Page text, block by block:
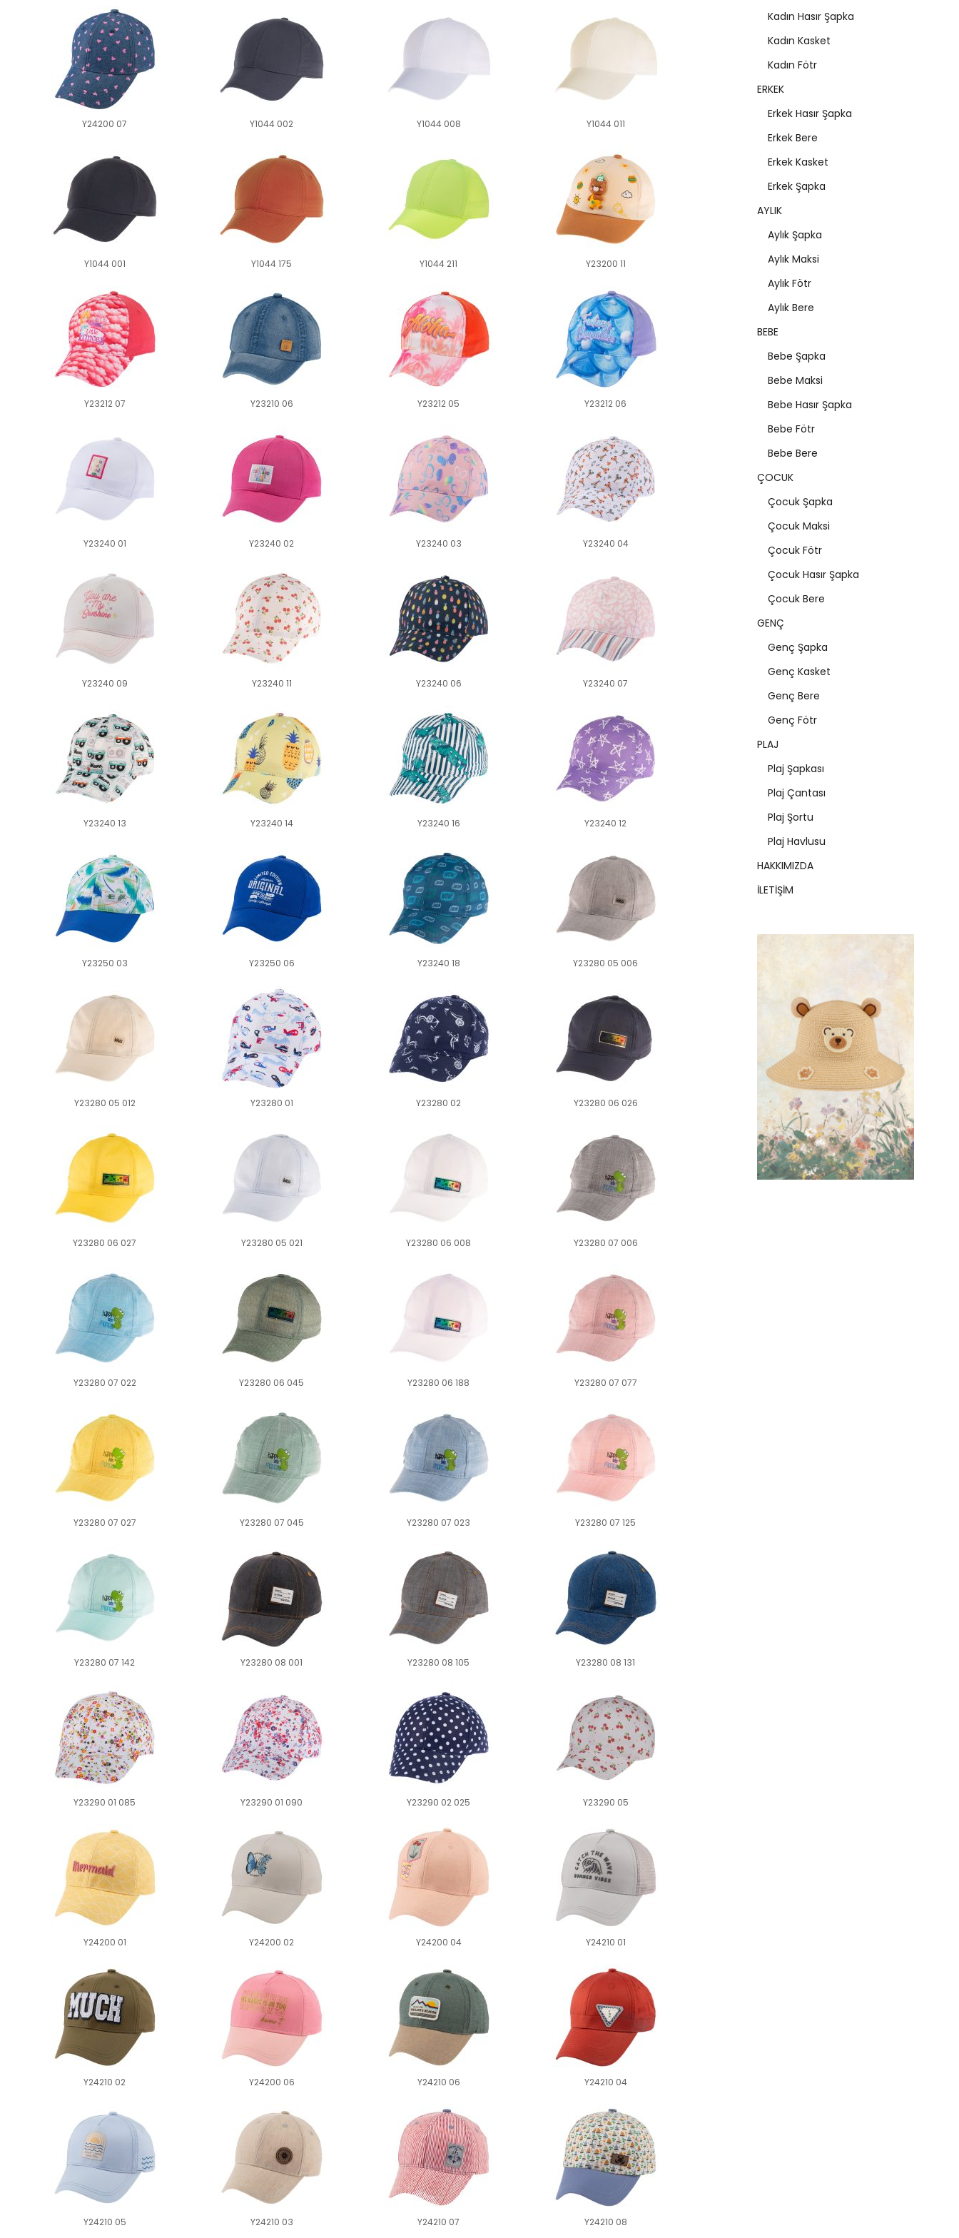
Y24200 07 Y1044 002 Y1044 008 Y1044 011
Y1044 001 Y1044 175 Y1044 211 Y23200 11
Y23212 07 Y23210 06 Y23212 05 Y23212 06
Y23240 01 Y23240 02 Y23240 03 Y23240 04
Y23240 09 Y23240 11 Y23240 06 Y23240 07
Y23240 13 Y23240 14 Y23240 16 Y23240 12
Y23250 03 Y23250 06 Y23240 18 Y23280 05 006
Y23280 05 012 Y23280 01 Y23280 02 Y23280 06 026
Y23280 06 027 Y23280 05 021 Y23280 06 008 Y23280 07 006
Y23280 07 022 Y23280 06 045 Y23280 06 188 Y23280 07 077
Y23280 07 027 Y23280 07 045 Y23280 07 023 Y23280 07 125
Y23280 07 142 Y23280 08 001 Y23280 08 105 Y23280 08 131
Y23290 01 085 Y23290 01 090 Y23290 02 025 Y23290 05
Y24200 01 Y24200 02 Y24200 04 Y24210 01
Y24210 02 Y24200 06 Y24210 06 Y24210 04
Y24210 05 Y24210 03 Y24210 07 Y24210 08
Kadın Hasır Şapka
Kadın Kasket
Kadın Fötr
ERKEK
Erkek Hasır Şapka
Erkek Bere
Erkek Kasket
Erkek Şapka
AYLIK
Aylık Şapka
Aylık Maksi
Aylık Fötr
Aylık Bere
BEBE
Bebe Şapka
Bebe Maksi
Bebe Hasır Şapka
Bebe Fötr
Bebe Bere
ÇOCUK
Çocuk Şapka
Çocuk Maksi
Çocuk Fötr
Çocuk Hasır Şapka
Çocuk Bere
GENÇ
Genç Şapka
Genç Kasket
Genç Bere
Genç Fötr
PLAJ
Plaj Şapkası
Plaj Çantası
Plaj Şortu
Plaj Havlusu
HAKKIMIZDA
İLETİŞİM